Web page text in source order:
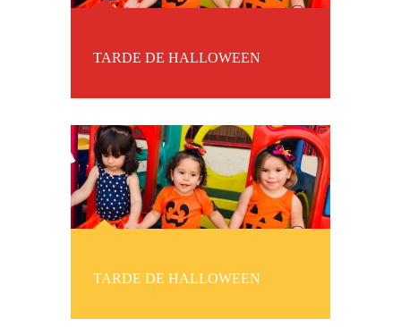
TARDE DE HALLOWEEN
TARDE DE HALLOWEEN